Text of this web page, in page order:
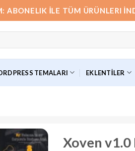
ABONELIK İLE TÜM ÜRÜNLERI
TEMALARI EKLENTILER
Xoven